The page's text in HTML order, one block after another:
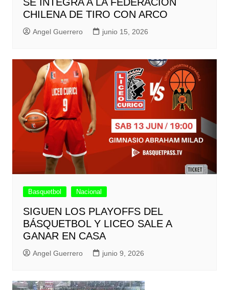
CHILENA DE TIRO CON ARCO
Angel Guerrero junio 15, 2026
Basquetbol Nacional
SIGUEN LOS PLAYOFFS DEL
BÁSQUETBOL Y LICEO SALE A
GANAR EN CASA
Angel Guerrero junio 9, 2026